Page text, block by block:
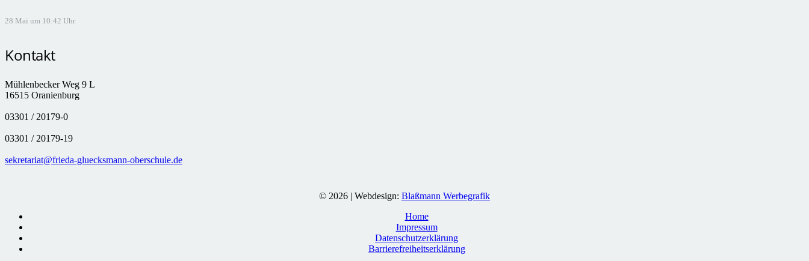
28 Mai um 10:42 Uhr
Kontakt
Mühlenbecker Weg 9 L
16515 Oranienburg
03301 / 20179-0
03301 / 20179-19
sekretariat@frieda-gluecksmann-oberschule.de
© 2026 | Webdesign: Blaßmann Werbegrafik
Home
Impressum
Datenschutzerklärung
Barrierefreiheitserklärung